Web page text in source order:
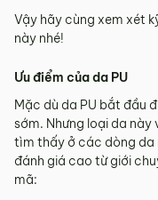
Vậy hãy cùng xem xét
này nhé!
Ưu điểm của da PU
Mặc dù da PU bắt đầu
sớm. Nhưng loại da này
tìm thấy ở các dòng da
đánh giá cao từ giới
mã: